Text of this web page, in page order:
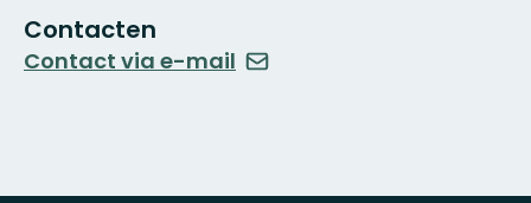
Contacten
Contact via e-mail